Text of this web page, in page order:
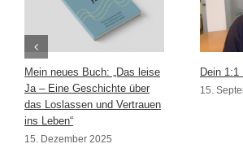
Mein neues Buch: „Das leise
Ja – Eine Geschichte über
das Loslassen und Vertrauen
ins Leben“
15. Dezember 2025
Dein 1:1
15.